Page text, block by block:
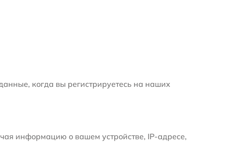
когда вы регистрируетесь на наших
информацию о вашем устройстве, IP-адресе,